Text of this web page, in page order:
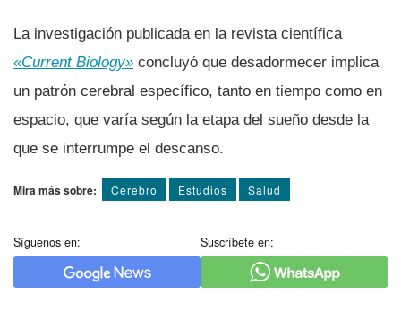
La investigación publicada en la revista científica
«Current Biology» concluyó que desadormecer implica
un patrón cerebral específico, tanto en tiempo como en
espacio, que varía según la etapa del sueño desde la
que se interrumpe el descanso.
Mira más sobre: Cerebro Estudios Salud
Síguenos en: Suscríbete en: